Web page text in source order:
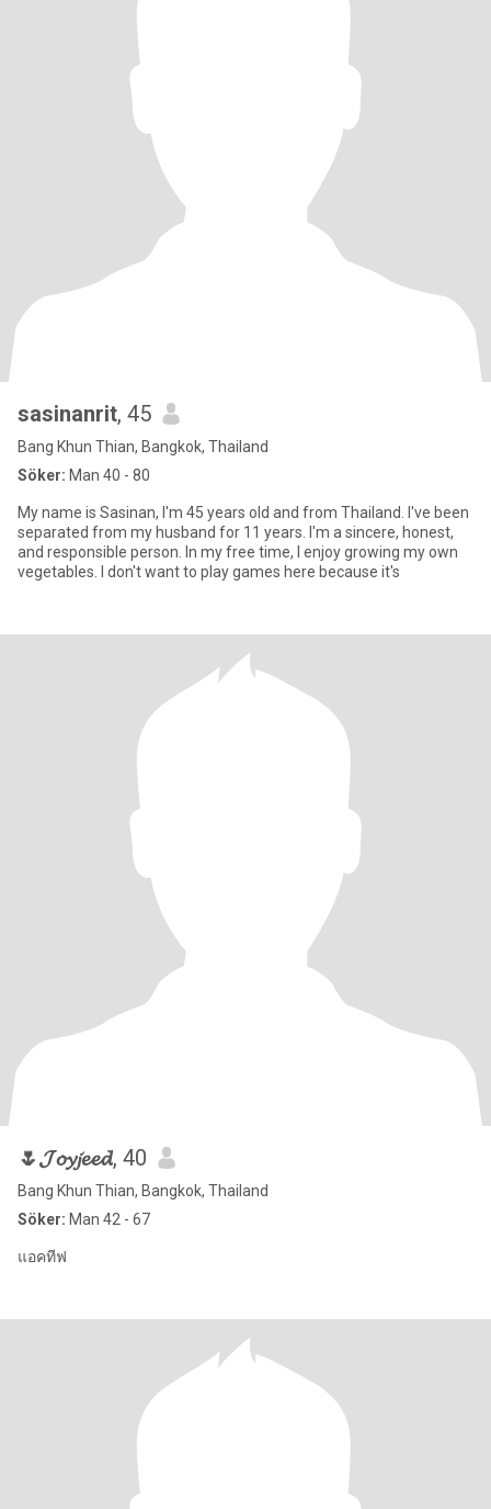
sasinanrit, 45
Bang Khun Thian, Bangkok, Thailand
Söker: Man 40 - 80
My name is Sasinan, I'm 45 years old and from Thailand. I've been
separated from my husband for 11 years. I'm a sincere, honest,
and responsible person. In my free time, I enjoy growing my own
vegetables. I don't want to play games here because it's
🌷𝓙𝓸𝔂𝓳𝓮𝓮𝓭, 40
Bang Khun Thian, Bangkok, Thailand
Söker: Man 42 - 67
แอคทีฟ